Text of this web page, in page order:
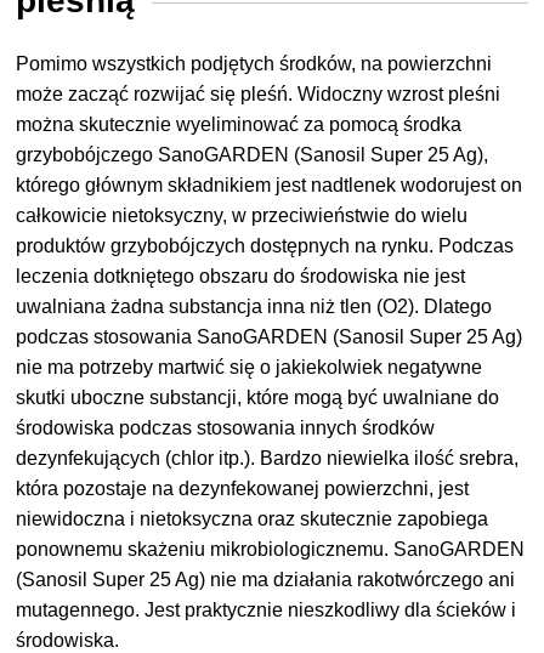
Pomimo wszystkich podjętych środków, na powierzchni
może zacząć rozwijać się pleśń. Widoczny wzrost pleśni
można skutecznie wyeliminować za pomocą środka
grzybobójczego SanoGARDEN (Sanosil Super 25 Ag),
którego głównym składnikiem jest nadtlenek wodorujest on
całkowicie nietoksyczny, w przeciwieństwie do wielu
produktów grzybobójczych dostępnych na rynku. Podczas
leczenia dotkniętego obszaru do środowiska nie jest
uwalniana żadna substancja inna niż tlen (O2). Dlatego
podczas stosowania SanoGARDEN (Sanosil Super 25 Ag)
nie ma potrzeby martwić się o jakiekolwiek negatywne
skutki uboczne substancji, które mogą być uwalniane do
środowiska podczas stosowania innych środków
dezynfekujących (chlor itp.). Bardzo niewielka ilość srebra,
która pozostaje na dezynfekowanej powierzchni, jest
niewidoczna i nietoksyczna oraz skutecznie zapobiega
ponownemu skażeniu mikrobiologicznemu. SanoGARDEN
(Sanosil Super 25 Ag) nie ma działania rakotwórczego ani
mutagennego. Jest praktycznie nieszkodliwy dla ścieków i
środowiska.